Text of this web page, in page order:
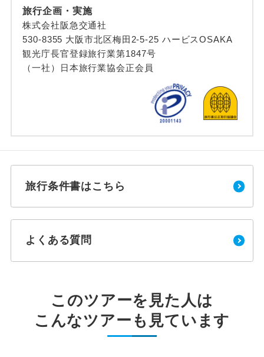
旅行企画・実施
株式会社阪急交通社
530-8355 大阪市北区梅田2-5-25 ハービスOSAKA
観光庁長官登録旅行業第1847号
（一社）日本旅行業協会正会員
旅行条件書はこちら
よくある質問
このツアーを見た人は
こんなツアーも見ています